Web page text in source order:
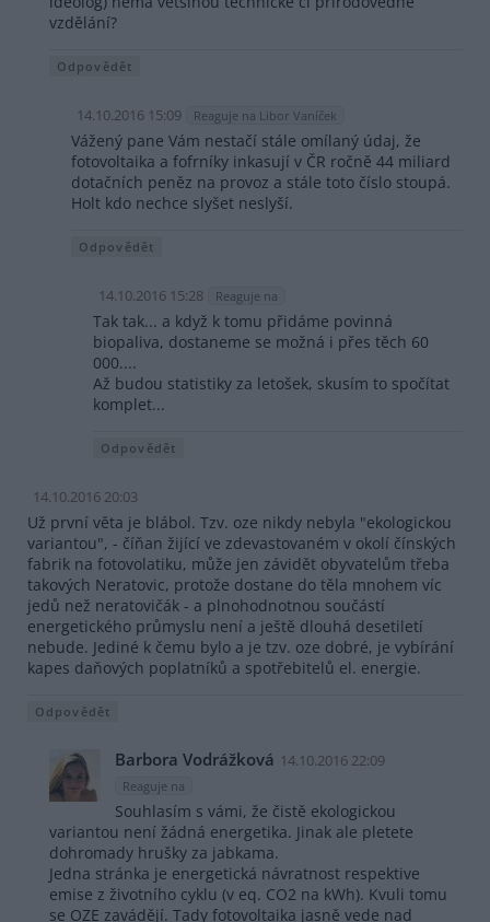
vzdělání?
Odpovědět
14.10.2016 15:09 Reaguje na Libor Vaníček
Vážený pane Vám nestačí stále omílaný údaj, že
fotovoltaika a fofrníky inkasují v ČR ročně 44 miliard
dotačních peněz na provoz a stále toto číslo stoupá.
Holt kdo nechce slyšet neslyší.
Odpovědět
14.10.2016 15:28 Reaguje na
Tak tak... a když k tomu přidáme povinná
biopaliva, dostaneme se možná i přes těch 60
000....
Až budou statistiky za letošek, skusím to spočítat
komplet...
Odpovědět
14.10.2016 20:03
Už první věta je blábol. Tzv. oze nikdy nebyla "ekologickou
variantou", - číňan žijící ve zdevastovaném v okolí čínských
fabrik na fotovolatiku, může jen závidět obyvatelům třeba
takových Neratovic, protože dostane do těla mnohem víc
jedů než neratovičák - a plnohodnotnou součástí
energetického průmyslu není a ještě dlouhá desetiletí
nebude. Jediné k čemu bylo a je tzv. oze dobré, je vybírání
kapes daňových poplatníků a spotřebitelů el. energie.
Odpovědět
Barbora Vodrážková 14.10.2016 22:09
Reaguje na
Souhlasím s vámi, že čistě ekologickou
variantou není žádná energetika. Jinak ale pletete
dohromady hrušky za jabkama.
Jedna stránka je energetická návratnost respektive
emise z životního cyklu (v eq. CO2 na kWh). Kvuli tomu
se OZE zavádějí. Tady fotovoltaika jasně vede nad